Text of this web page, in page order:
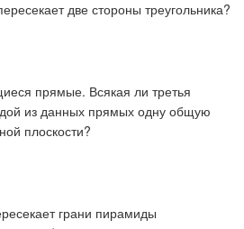
две стороны треугольника?
прямые. Всякая ли третья
из данных прямых одну общую
плоскости?
грани пирамиды